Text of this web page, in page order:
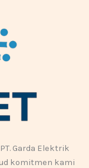
Garda Elektrik
komitmen kami